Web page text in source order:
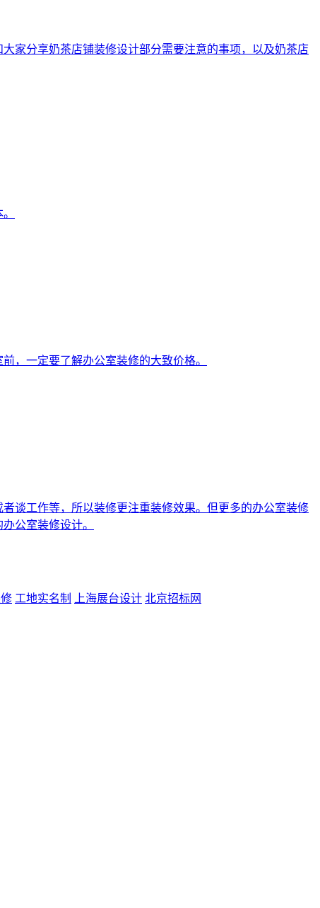
家分享奶茶店铺装修设计部分需要注意的事项，以及奶茶店
，一定要了解办公室装修的大致价格。
谈工作等，所以装修更注重装修效果。但更多的办公室装修
公室装修设计。
工地实名制 上海展台设计 北京招标网